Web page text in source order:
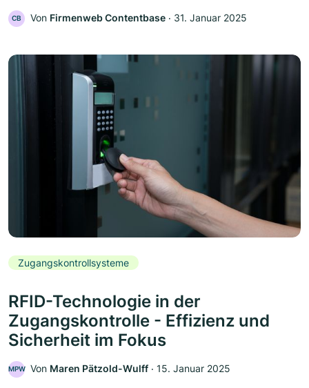
CB Von Firmenweb Contentbase ‧ 31. Januar 2025
Zugangskontrollsysteme
RFID-Technologie in der
Zugangskontrolle - Effizienz und
Sicherheit im Fokus
MPW Von Maren Pätzold-Wulff ‧ 15. Januar 2025